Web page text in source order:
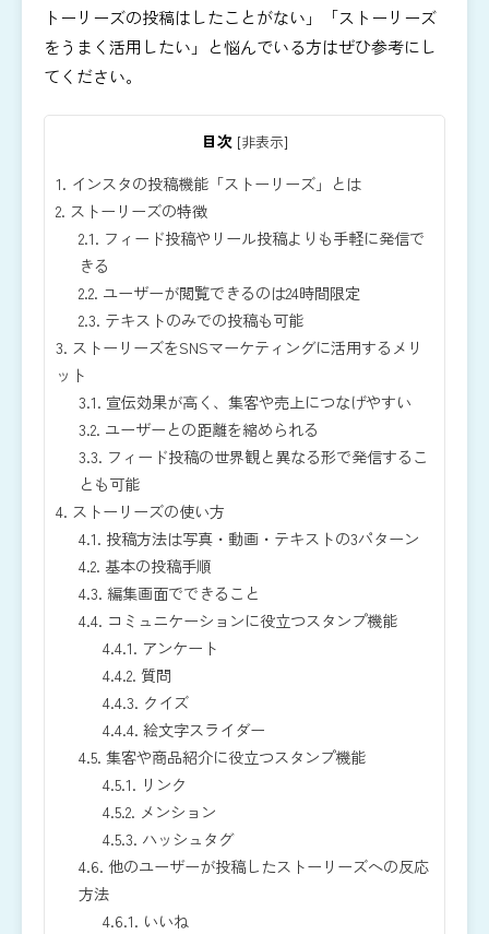
トーリーズの投稿はしたことがない」「ストーリーズ
をうまく活用したい」と悩んでいる方はぜひ参考にし
てください。
目次 [非表示]
1. インスタの投稿機能「ストーリーズ」とは
2. ストーリーズの特徴
2.1. フィード投稿やリール投稿よりも手軽に発信で
きる
2.2. ユーザーが閲覧できるのは24時間限定
2.3. テキストのみでの投稿も可能
3. ストーリーズをSNSマーケティングに活用するメリ
ット
3.1. 宣伝効果が高く、集客や売上につなげやすい
3.2. ユーザーとの距離を縮められる
3.3. フィード投稿の世界観と異なる形で発信するこ
とも可能
4. ストーリーズの使い方
4.1. 投稿方法は写真・動画・テキストの3パターン
4.2. 基本の投稿手順
4.3. 編集画面でできること
4.4. コミュニケーションに役立つスタンプ機能
4.4.1. アンケート
4.4.2. 質問
4.4.3. クイズ
4.4.4. 絵文字スライダー
4.5. 集客や商品紹介に役立つスタンプ機能
4.5.1. リンク
4.5.2. メンション
4.5.3. ハッシュタグ
4.6. 他のユーザーが投稿したストーリーズへの反応
方法
4.6.1. いいね